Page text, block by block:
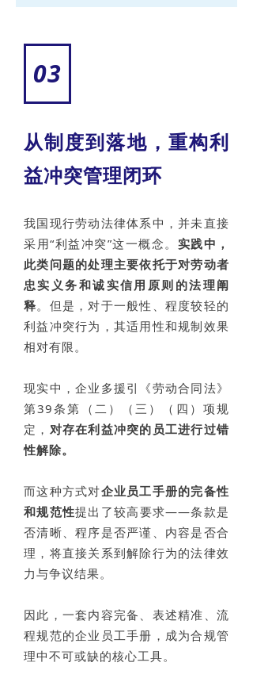
03
从制度到落地，重构利
益冲突管理闭环
我国现行劳动法律体系中，并未直接
采用“利益冲突”这一概念。 实践中，
此类问题的处理主要依托于对劳动者
忠实义务和诚实信用原则的法理阐
释。但是，对于一般性、程度较轻的
利益冲突行为，其适用性和规制效果
相对有限。
现实中，企业多援引《劳动合同法》
第39条第（二）（三）（四）项规
定， 对存在利益冲突的员工进行过错
性解除。
而这种方式对企业员工手册的完备性
和规范性提出了较高要求——条款是
否清晰、程序是否严谨、内容是否合
理，将直接关系到解除行为的法律效
力与争议结果。
因此，一套内容完备、表述精准、流
程规范的企业员工手册，成为合规管
理中不可或缺的核心工具。